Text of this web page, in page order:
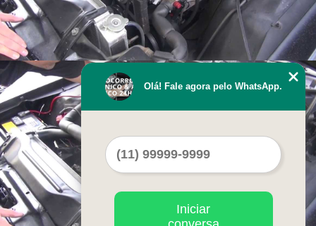
Olá! Fale agora pelo WhatsApp.
Iniciar